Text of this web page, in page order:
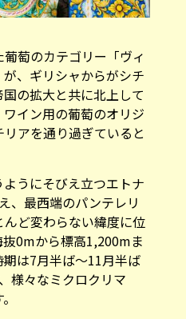
萄のカテゴリー「ヴィ
、ギリシャからがシチ
の拡大と共に北上して
イン用の葡萄のオリジ
アを通り過ぎていると
うにそびえ立つエトナ
、最西端のパンテレリ
ど変わらない緯度に位
0mから標高1,200mま
は7月半ば〜11月半ば
様々なミクロクリマ